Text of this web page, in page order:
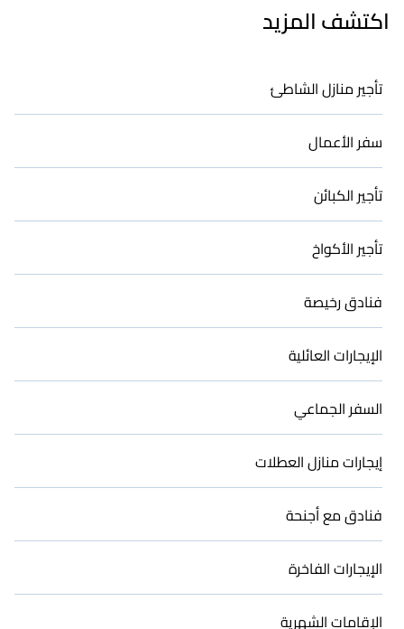
اكتشف المزيد
تأجير منازل الشاطئ
سفر الأعمال
تأجير الكبائن
تأجير الأكواخ
فنادق رخيصة
الإيجارات العائلية
السفر الجماعي
إيجارات منازل العطلات
فنادق مع أجنحة
الإيجارات الفاخرة
الإقامات الشهرية